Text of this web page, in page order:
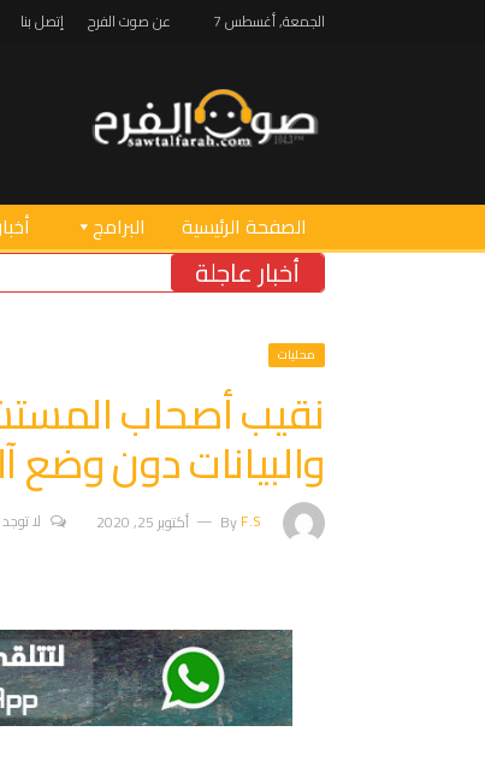
الجمعة, أغسطس 7 عن صوت الفرح إتصل بنا
الصفحة الرئيسية البرامج أخبار
أخبار عاجلة
محليات
نقيب أصحاب
والبيانات دون وضع
ByF.S أكتوبر 25, 2020 لا